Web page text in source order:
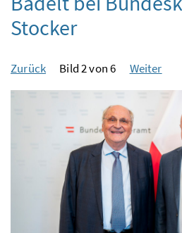
Stocker
Zurück Bild 2 von 6 Weiter